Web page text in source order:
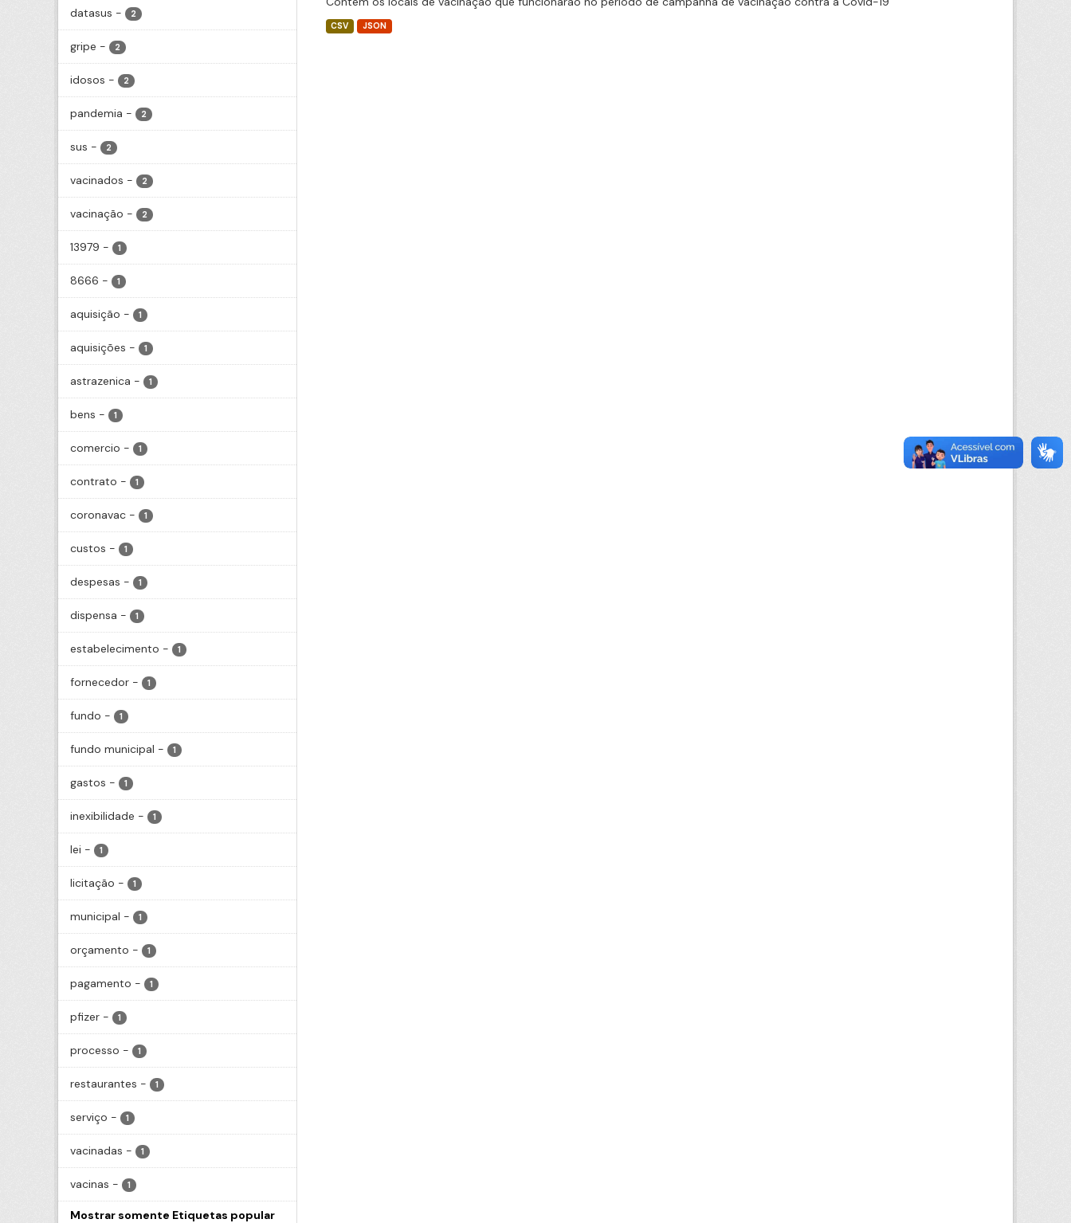
datasus - 2
gripe - 2
idosos - 2
pandemia - 2
sus - 2
vacinados - 2
vacinação - 2
13979 - 1
8666 - 1
aquisição - 1
aquisições - 1
astrazenica - 1
bens - 1
comercio - 1
contrato - 1
coronavac - 1
custos - 1
despesas - 1
dispensa - 1
estabelecimento - 1
fornecedor - 1
fundo - 1
fundo municipal - 1
gastos - 1
inexibilidade - 1
lei - 1
licitação - 1
municipal - 1
orçamento - 1
pagamento - 1
pfizer - 1
processo - 1
restaurantes - 1
serviço - 1
vacinadas - 1
vacinas - 1
Mostrar somente Etiquetas popular
CSV JSON